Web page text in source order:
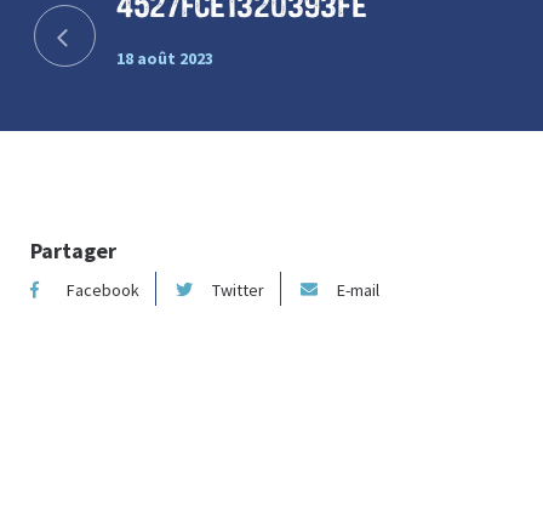
18 août 2023
Partager
Facebook Twitter E-mail